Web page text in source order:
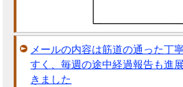
メールの内容は筋道の通った丁
すく、毎週の途中経過報告も進
きました